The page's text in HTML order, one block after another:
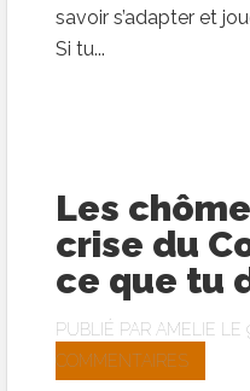
savoir s’adapter et
Si tu...
Les
crise du
ce que tu
PUBLIÉ PAR AMELIE LE
COMMENTAIRES